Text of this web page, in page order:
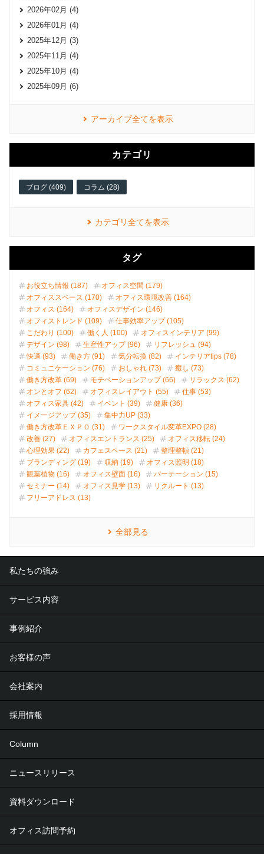
2026年02月 (4)
2026年01月 (4)
2025年12月 (3)
2025年11月 (4)
2025年10月 (4)
2025年09月 (6)
アーカイブ全てを表示
カテゴリ
ブログ (409) コラム (28)
カテゴリ全てを表示
タグ
お役立ち情報 (187)
オフィス空間 (179)
オフィススペース (170)
オフィス環境改善 (164)
オフィス (164)
オフィスデザイン (146)
オフィストレンド (109)
仕事効率アップ (105)
こだわり (100)
働く人 (100)
オフィスインテリア (99)
デザイン (98)
生産性アップ (96)
リフレッシュ (94)
快適 (93)
働き方 (91) 気分転換 (82)
インテリアtips (78)
コミュニケーション (76)
おしゃれ (73)
癒し (73)
働き方改革 (69)
モチベーションアップ (66)
リラックス (62)
オンとオフ (62)
オフィスレイアウト (55)
仕事 (53)
オフィス家具 (42)
イベント (39)
健康 (36)
イメージアップ (35)
集中力UP (33)
働き方改革ＥＸＰＯ (31)
ワークスタイル変革EXPO (28)
改善 (27)
オフィスエントランス (25)
オフィス移転 (24)
心理効果 (22)
カフェスペース (21)
整理整頓 (21)
ブランディング (19)
収納 (19)
オフィス照明 (18)
観葉植物 (16)
オフィス壁面 (16)
パーテーション (15)
セミナー (14)
オフィス見学 (13)
リクルート (13)
フリーアドレス (13)
全部見る
私たちの強み
サービス内容
事例紹介
お客様の声
会社案内
採用情報
Column
ニュースリリース
資料ダウンロード
オフィス訪問予約